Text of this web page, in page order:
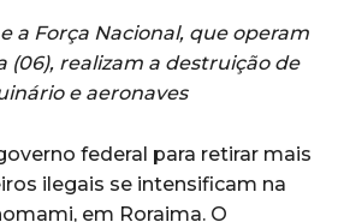
a Força Nacional, que operam
(06), realizam a destruição de
e aeronaves
federal para retirar mais
ilegais se intensificam na
em Roraima. O